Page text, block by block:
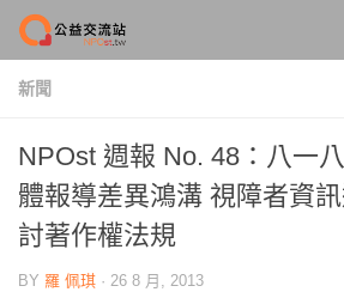
Skip to content
新聞
NPOst 週報 No. 48：八一
體報導差異鴻溝 視障者資
討著作權法規
BY 羅 佩琪 · 26 8 月, 2013